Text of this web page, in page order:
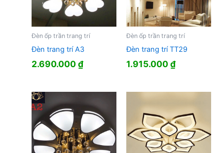
Đèn ốp trần trang trí
Đèn trang trí A3
2.690.000₫
Đèn ốp trần trang trí
Đèn trang trí TT29
1.915.000₫